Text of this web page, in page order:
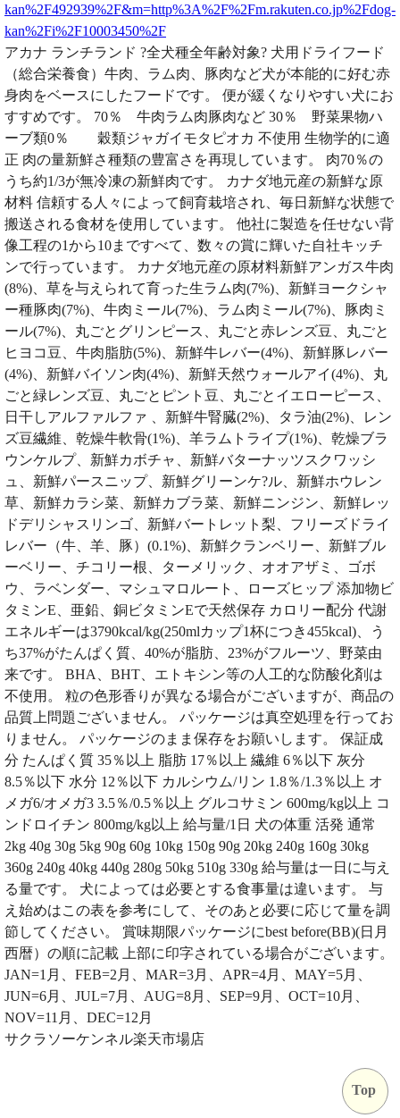
kan%2F492939%2F&m=http%3A%2F%2Fm.rakuten.co.jp%2Fdog-
kan%2Fi%2F10003450%2F
アカナ ランチランド ?全犬種全年齢対象? 犬用ドライフード
（総合栄養食）牛肉、ラム肉、豚肉など犬が本能的に好む赤
身肉をベースにしたフードです。 便が緩くなりやすい犬にお
すすめです。 70％ 牛肉ラム肉豚肉など 30％ 野菜果物ハ
ーブ類0％ 穀類ジャガイモタピオカ 不使用 生物学的に適
正 肉の量新鮮さ種類の豊富さを再現しています。 肉70％の
うち約1/3が無冷凍の新鮮肉です。 カナダ地元産の新鮮な原
材料 信頼する人々によって飼育栽培され、毎日新鮮な状態で
搬送される食材を使用しています。 他社に製造を任せない背
像工程の1から10まですべて、数々の賞に輝いた自社キッチ
ンで行っています。 カナダ地元産の原材料新鮮アンガス牛肉
(8%)、草を与えられて育った生ラム肉(7%)、新鮮ヨークシャ
ー種豚肉(7%)、牛肉ミール(7%)、ラム肉ミール(7%)、豚肉ミ
ール(7%)、丸ごとグリンピース、丸ごと赤レンズ豆、丸ごと
ヒヨコ豆、牛肉脂肪(5%)、新鮮牛レバー(4%)、新鮮豚レバー
(4%)、新鮮バイソン肉(4%)、新鮮天然ウォールアイ(4%)、丸
ごと緑レンズ豆、丸ごとピント豆、丸ごとイエローピース、
日干しアルファルファ 、新鮮牛腎臓(2%)、タラ油(2%)、レン
ズ豆繊維、乾燥牛軟骨(1%)、羊ラムトライプ(1%)、乾燥ブラ
ウンケルプ、新鮮カボチャ、新鮮バターナッツスクワッシ
ュ、新鮮パースニップ、新鮮グリーンケ?ル、新鮮ホウレン
草、新鮮カラシ菜、新鮮カブラ菜、新鮮ニンジン、新鮮レッ
ドデリシャスリンゴ、新鮮バートレット梨、フリーズドライ
レバー（牛、羊、豚）(0.1%)、新鮮クランベリー、新鮮ブル
ーベリー、チコリー根、ターメリック、オオアザミ、ゴボ
ウ、ラベンダー、マシュマロルート、ローズヒップ 添加物ビ
タミンE、亜鉛、銅ビタミンEで天然保存 カロリー配分 代謝
エネルギーは3790kcal/kg(250mlカップ1杯につき455kcal)、う
ち37%がたんぱく質、40%が脂肪、23%がフルーツ、野菜由
来です。 BHA、BHT、エトキシン等の人工的な防酸化剤は
不使用。 粒の色形香りが異なる場合がございますが、商品の
品質上問題ございません。 パッケージは真空処理を行ってお
りません。 パッケージのまま保存をお願いします。 保証成
分 たんぱく質 35％以上 脂肪 17％以上 繊維 6％以下 灰分
8.5％以下 水分 12％以下 カルシウム/リン 1.8％/1.3％以上 オ
メガ6/オメガ3 3.5％/0.5％以上 グルコサミン 600mg/kg以上 コ
ンドロイチン 800mg/kg以上 給与量/1日 犬の体重 活発 通常
2kg 40g 30g 5kg 90g 60g 10kg 150g 90g 20kg 240g 160g 30kg
360g 240g 40kg 440g 280g 50kg 510g 330g 給与量は一日に与え
る量です。 犬によっては必要とする食事量は違います。 与
え始めはこの表を参考にして、そのあと必要に応じて量を調
節してください。 賞味期限パッケージにbest before(BB)(日月
西暦）の順に記載 上部に印字されている場合がございます。
JAN=1月、FEB=2月、MAR=3月、APR=4月、MAY=5月、
JUN=6月、JUL=7月、AUG=8月、SEP=9月、OCT=10月、
NOV=11月、DEC=12月
サクラソーケンネル楽天市場店
Top